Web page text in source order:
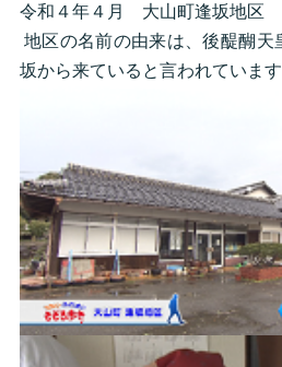
令和４年４月 大山町逢坂地区
地区の名前の由来は、後醍醐天
坂から来ていると言われています